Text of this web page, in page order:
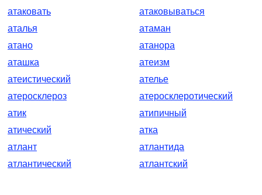
атаковать
атаковываться
аталья
атаман
атано
атанора
аташка
атеизм
атеистический
ателье
атеросклероз
атеросклеротический
атик
атипичный
атический
атка
атлант
атлантида
атлантический
атлантский